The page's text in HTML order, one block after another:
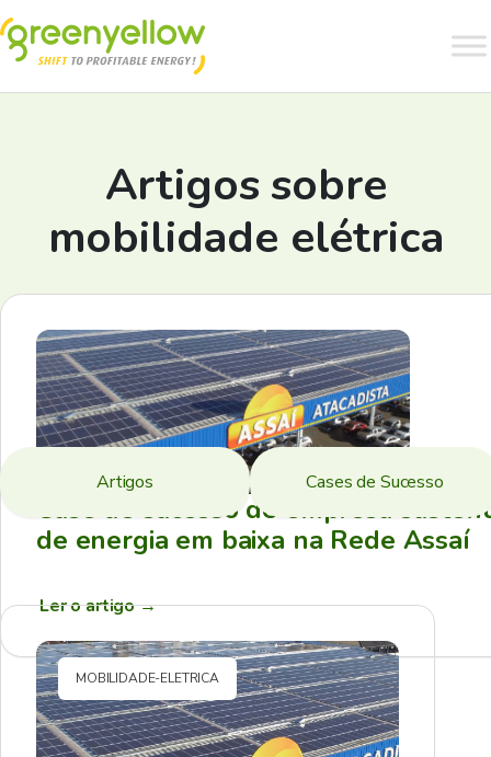
Artigos sobre
mobilidade elétrica
Case de sucesso de empresa
de energia em baixa na Rede Assaí
Ler o artigo→
Artigos Cases de Sucesso
MOBILIDADE-ELETRICA